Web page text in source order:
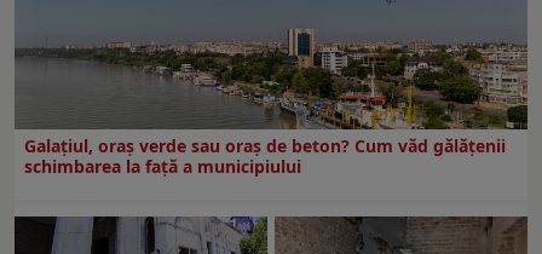
Galațiul, oraș verde sau oraș de beton? Cum văd gălățenii
schimbarea la față a municipiului